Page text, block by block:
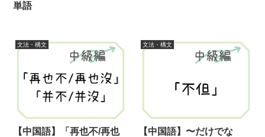
単語
文法・構文
【中国語】「再也不/再也
文法・構文
【中国語】〜だけでな